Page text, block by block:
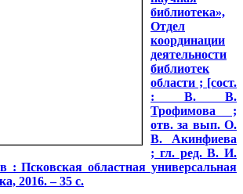
библиотека»,
Отдел
координации
деятельности
библиотек
области ; [сост.
: В. В.
Трофимова ;
отв. за вып. О.
В. Акинфиева
; гл. ред. В. И.
: Псковская областная универсальная
2016. – 35 с.